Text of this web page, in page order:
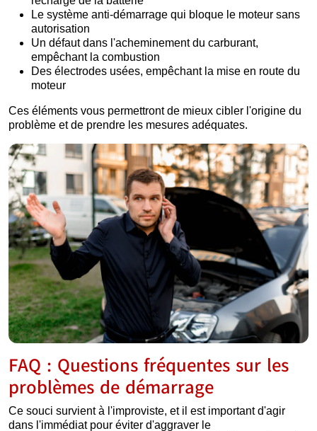
Le système anti-démarrage qui bloque le moteur sans
autorisation
Un défaut dans l'acheminement du carburant,
empêchant la combustion
Des électrodes usées, empêchant la mise en route du
moteur
Ces éléments vous permettront de mieux cibler l'origine du
problème et de prendre les mesures adéquates.
FAQ : Questions fréquentes sur les
problèmes de démarrage
Ce souci survient à l'improviste, et il est important d'agir
dans l'immédiat pour éviter d'aggraver le